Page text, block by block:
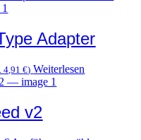
Adapter
4,91€) Weiterlesen
v2